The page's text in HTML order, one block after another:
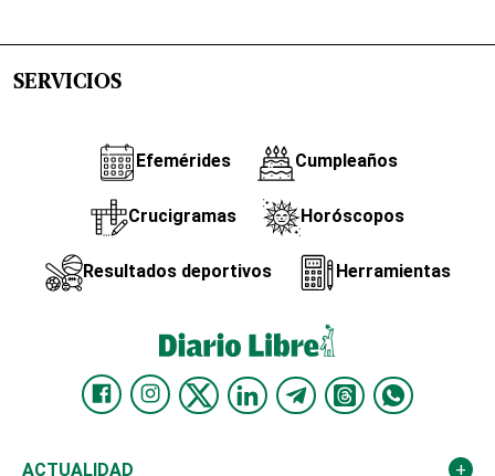
SERVICIOS
Efemérides Cumpleaños
Crucigramas Horóscopos
Resultados deportivos Herramientas
ACTUALIDAD